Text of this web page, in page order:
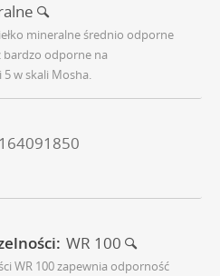
mineralne średnio odporne
bardzo odporne na
5 w skali Mosha.
WR 100
WR 100 zapewnia odporność